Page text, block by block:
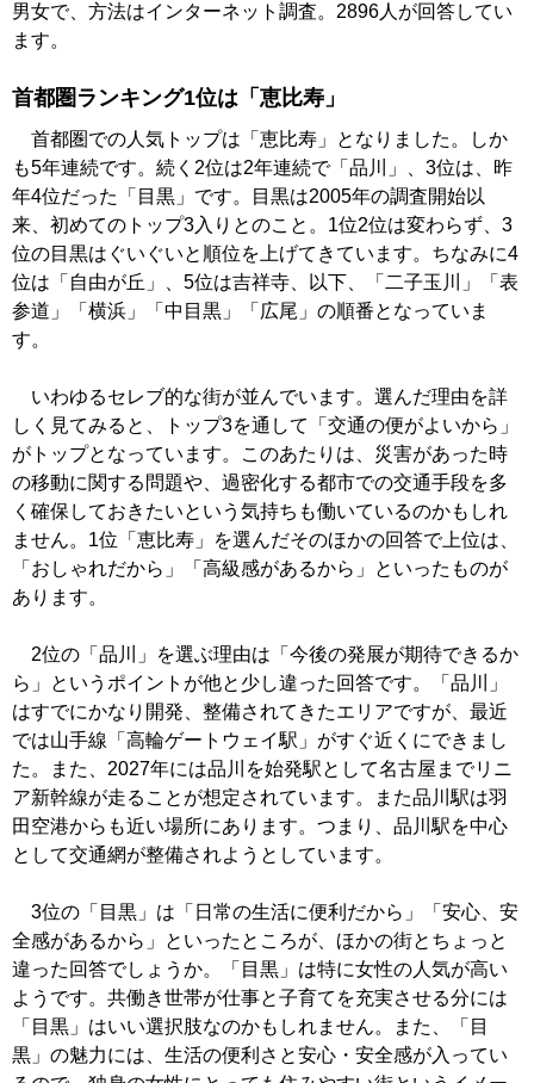
男女で、方法はインターネット調査。2896人が回答してい
ます。
首都圏ランキング1位は「恵比寿」
首都圏での人気トップは「恵比寿」となりました。しか
も5年連続です。続く2位は2年連続で「品川」、3位は、昨
年4位だった「目黒」です。目黒は2005年の調査開始以
来、初めてのトップ3入りとのこと。1位2位は変わらず、3
位の目黒はぐいぐいと順位を上げてきています。ちなみに4
位は「自由が丘」、5位は吉祥寺、以下、「二子玉川」「表
参道」「横浜」「中目黒」「広尾」の順番となっていま
す。
いわゆるセレブ的な街が並んでいます。選んだ理由を詳
しく見てみると、トップ3を通して「交通の便がよいから」
がトップとなっています。このあたりは、災害があった時
の移動に関する問題や、過密化する都市での交通手段を多
く確保しておきたいという気持ちも働いているのかもしれ
ません。1位「恵比寿」を選んだそのほかの回答で上位は、
「おしゃれだから」「高級感があるから」といったものが
あります。
2位の「品川」を選ぶ理由は「今後の発展が期待できるか
ら」というポイントが他と少し違った回答です。「品川」
はすでにかなり開発、整備されてきたエリアですが、最近
では山手線「高輪ゲートウェイ駅」がすぐ近くにできまし
た。また、2027年には品川を始発駅として名古屋までリニ
ア新幹線が走ることが想定されています。また品川駅は羽
田空港からも近い場所にあります。つまり、品川駅を中心
として交通網が整備されようとしています。
3位の「目黒」は「日常の生活に便利だから」「安心、安
全感があるから」といったところが、ほかの街とちょっと
違った回答でしょうか。「目黒」は特に女性の人気が高い
ようです。共働き世帯が仕事と子育てを充実させる分には
「目黒」はいい選択肢なのかもしれません。また、「目
黒」の魅力には、生活の便利さと安心・安全感が入ってい